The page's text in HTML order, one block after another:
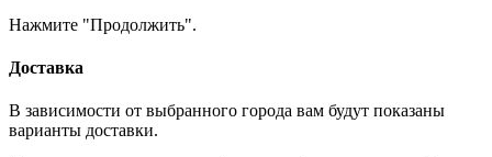
Нажмите "Продолжить".
Доставка
В зависимости от выбранного города вам будут показаны
варианты доставки.